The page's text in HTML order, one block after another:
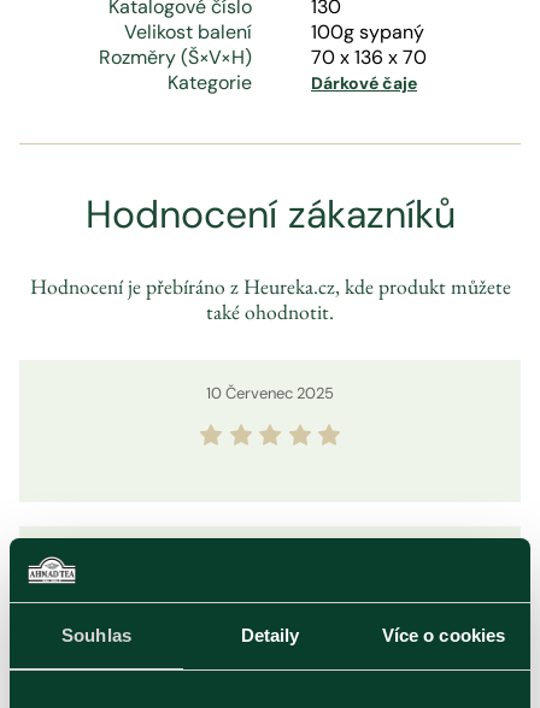
Souhlas Detaily Více o cookies
Katalogové číslo
130
Velikost balení
100g sypaný
Rozměry (Š×V×H)
70 x 136 x 70
Kategorie
Dárkové čaje
Hodnocení zákazníků
Hodnocení je přebíráno z Heureka.cz, kde produkt můžete
také ohodnotit.
10Červenec 2025